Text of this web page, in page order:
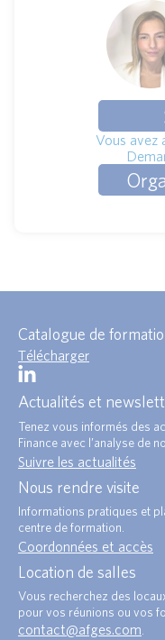
Vous avez
Catalogue de
Télécharger
Actualités et
Tenez vous informés des
Finance avec l’analyse de
Suivre les actualités
Nous rendre visite
Informations pratiques et
centre de formation.
Coordonnées et accès
Location de salles
Vous recherchez des
pour vos réunions ou vos
contact@afges.com.